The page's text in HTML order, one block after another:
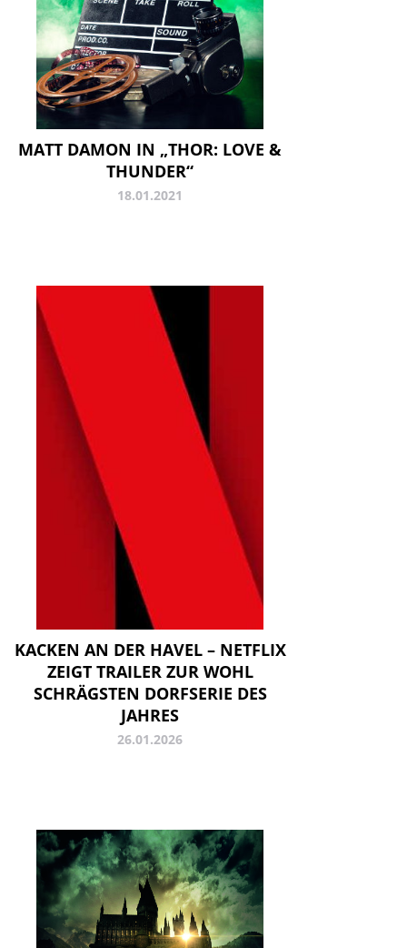
MATT DAMON IN „THOR: LOVE &
THUNDER“
18.01.2021
KACKEN AN DER HAVEL – NETFLIX
ZEIGT TRAILER ZUR WOHL
SCHRÄGSTEN DORFSERIE DES
JAHRES
26.01.2026